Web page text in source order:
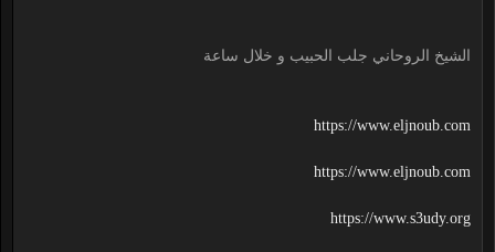
الشيخ الروحاني جلب الحبيب و خلال ساعة
https://www.eljnoub.com
https://www.eljnoub.com
https://www.s3udy.org